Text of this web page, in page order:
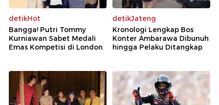
detikHot
Bangga! Putri Tommy
Kurniawan Sabet Medali
Emas Kompetisi di London
detikJateng
Kronologi Lengkap Bos
Konter Ambarawa Dibunuh
hingga Pelaku Ditangkap